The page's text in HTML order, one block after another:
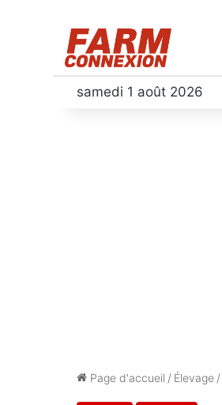
samedi 1 août 2026
Page d'accueil / Élevage /